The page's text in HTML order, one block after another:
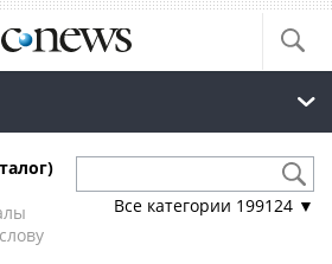
Все категории 199124 ▼